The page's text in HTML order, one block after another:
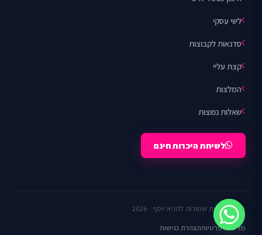
ליווי עסקי
סדנאות לקבוצות
קצת עליי
המלצות
שאלות נפוצות
לשיחת היכרות חינם
© כל הזכויות שמורות לתניא יוסף · 2026
מדיניות פרטיותהצהרת נגישות